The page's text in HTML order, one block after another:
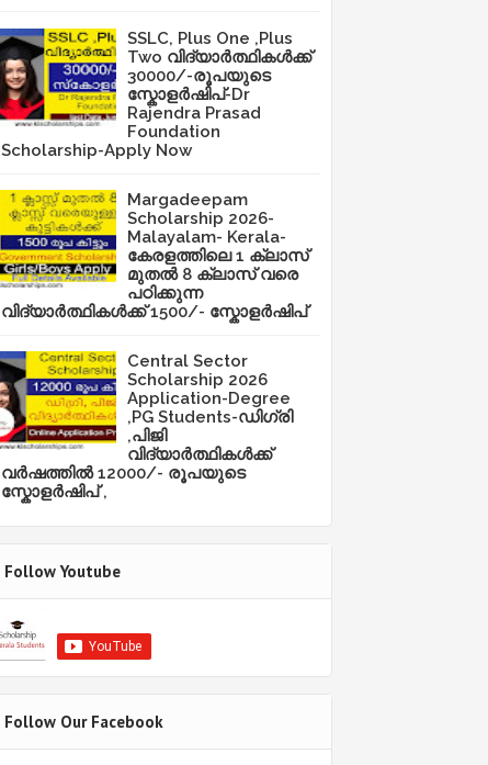
SSLC, Plus One ,Plus
Two വിദ്യാർത്ഥികൾക്ക്
30000/-രൂപയുടെ
സ്കോളർഷിപ്-Dr
Rajendra Prasad
Foundation
Scholarship-Apply Now
Margadeepam
Scholarship 2026-
Malayalam- Kerala-
കേരളത്തിലെ 1 ക്ലാസ്
മുതൽ 8 ക്ലാസ് വരെ
പഠിക്കുന്ന
വിദ്യാർത്ഥികൾക്ക് 1500/- സ്കോളർഷിപ്
Central Sector
Scholarship 2026
Application-Degree
,PG Students-ഡിഗ്രി
,പിജി
വിദ്യാർത്ഥികൾക്ക്
വർഷത്തിൽ 12000/- രൂപയുടെ
സ്കോളർഷിപ് ,
Follow Youtube
Follow Our Facebook